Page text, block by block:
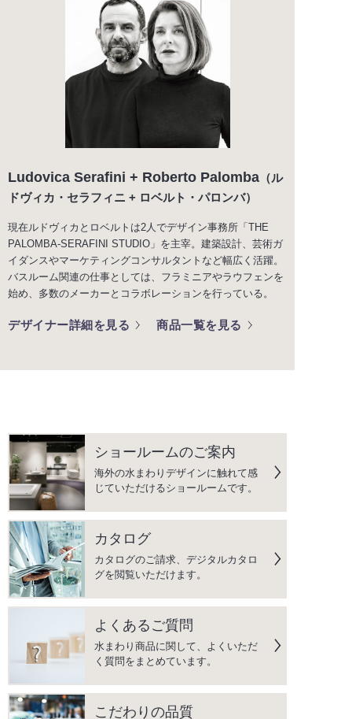
Ludovica Serafini + Roberto Palomba （ル
ドヴィカ・セラフィニ + ロベルト・パロンバ）
現在ルドヴィカとロベルトは2人でデザイン事務所「THE
PALOMBA-SERAFINI STUDIO」を主宰。建築設計、芸術ガ
イダンスやマーケティングコンサルタントなど幅広く活躍。
バスルーム関連の仕事としては、フラミニアやラウフェンを
始め、多数のメーカーとコラボレーションを行っている。
デザイナー詳細を見る 商品一覧を見る
ショールームのご案内
海外の水まわりデザインに触れて感
じていただけるショールームです。
カタログ
カタログのご請求、デジタルカタロ
グを閲覧いただけます。
よくあるご質問
水まわり商品に関して、よくいただ
く質問をまとめています。
こだわりの品質